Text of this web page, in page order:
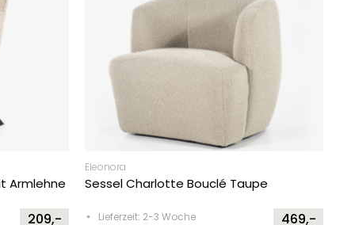
Armlehne
209,-
Eleonora
Sessel Charlotte Bouclé Taupe
Lieferzeit: 2-3 Woche 469,-